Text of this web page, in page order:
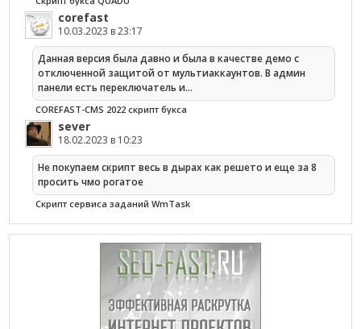
corefast
10.03.2023 в 23:17
Данная версия была давно и была в качестве демо с
отключенной защитой от мультиаккаунтов. В админ
панели есть переключатель и…
COREFAST-CMS 2022 скрипт букса
sever
18.02.2023 в 10:23
Не покупаем скрипт весь в дырах как решето и еще за 8
просить чмо рогатое
Cкрипт сервиса заданий WmTask